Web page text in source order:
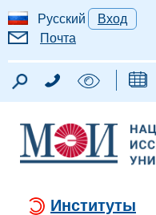
Русский
Вход
Почта
Институты